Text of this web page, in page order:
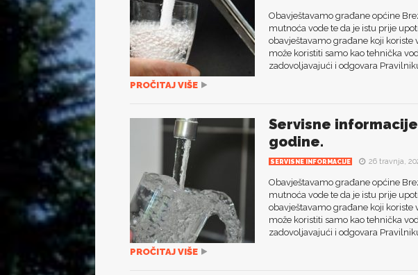
Obavještavamo građane općine
mutnoća vode te da je istu prije
obavještavamo građane koji koriste
može koristiti samo kao tehnička
zadovoljavajući i odgovara
PROČITAJ VIŠE
Servisne
godine.
SERVISNE INFORMACIJE 26 travnja,
Obavještavamo građane općine
mutnoća vode te da je istu prije
obavještavamo građane koji koriste
može koristiti samo kao tehnička
zadovoljavajući i odgovara
PROČITAJ VIŠE